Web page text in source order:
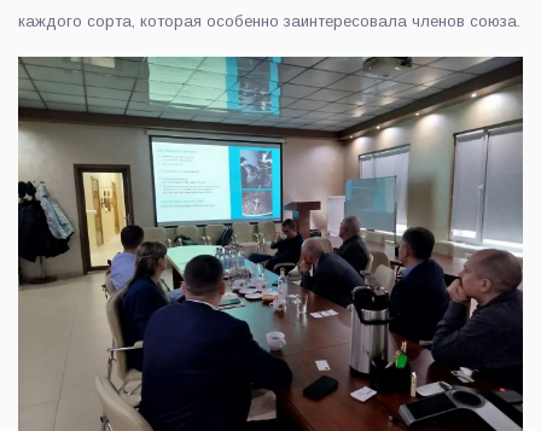
каждого сорта, которая особенно заинтересовала членов союза.